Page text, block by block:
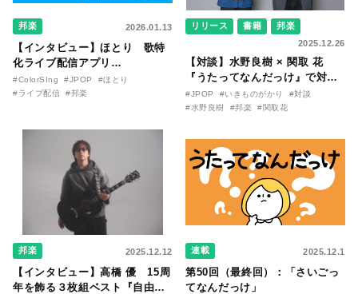
邦楽 2026.01.13
【インタビュー】ほとり 歌特
化ライブ配信アプリ
『ColorSing』にて、応援する
立場からトップライバーへ転身
#ColorSIng #JPOP
#ほとり
#ライブ配信
#邦楽
リリース 書籍
邦楽
2025.12.26
【対談】水野良樹 × 関取 花
『うたってなんだっけ』で対談
が実現。いきものがかかり「生
きて、燦々」と関取 花「わたし
ビュー！
#JPOP #いきものがかり
#対談
#水野良樹
#邦楽 #関取花
邦楽 2025.12.12
【インタビュー】高橋 優 15周
年を飾る３枚組ベスト『自由悟
連載 2025.12.1
第50回（最終回）：「さいごっ
てなんだっけ」